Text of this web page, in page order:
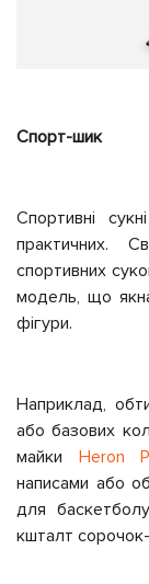
Спорт-шик
Спортивні
практичних.
спортивних
модель, що
фігури.
Наприклад,
або базових
майки Heron
написами або
для
кшталт